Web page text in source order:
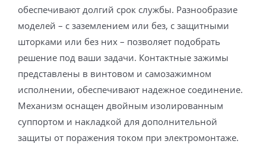
обеспечивают долгий срок службы. Разнообразие
моделей – с заземлением или без, с защитными
шторками или без них – позволяет подобрать
решение под ваши задачи. Контактные зажимы
представлены в винтовом и самозажимном
исполнении, обеспечивают надежное соединение.
Механизм оснащен двойным изолированным
суппортом и накладкой для дополнительной
защиты от поражения током при электромонтаже.